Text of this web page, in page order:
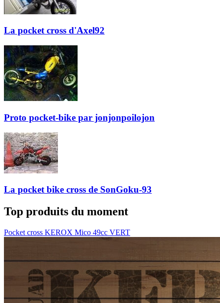
La pocket cross d'Axel92
Proto pocket-bike par jonjonpoilojon
La pocket bike cross de SonGoku-93
Top produits du moment
Pocket cross KEROX Mico 49cc VERT